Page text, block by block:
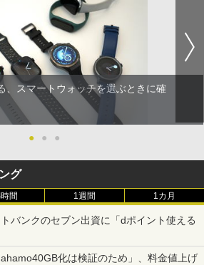
、スマートウォッチを選ぶときに確
● ● ●
グ
間 1週間 1カ月
バンクのセブン出資に「dポイント使える
化は検証のため」、料金値上げ